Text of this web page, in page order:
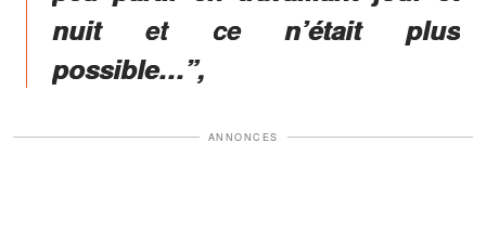
nuit et ce n’était plus
possible…”,
ANNONCES